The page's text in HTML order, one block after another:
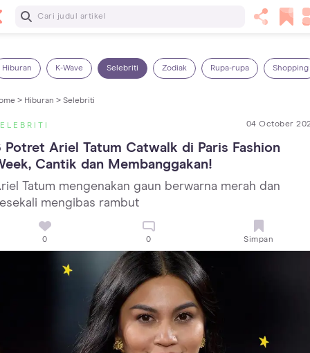
Baca Selanjutnya
Hiburan K-Wave Selebriti Zodiak Rupa-rupa Shopping
> Hiburan > Selebriti
04 October
Potret Ariel Tatum Catwalk di Paris Fashion
Cantik dan Membanggakan!
Tatum mengenakan gaun berwarna merah dan
mengibas rambut
0 0 Simpan